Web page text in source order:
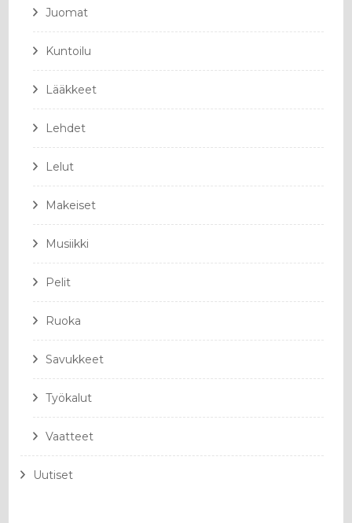
Juomat
Kuntoilu
Lääkkeet
Lehdet
Lelut
Makeiset
Musiikki
Pelit
Ruoka
Savukkeet
Työkalut
Vaatteet
Uutiset